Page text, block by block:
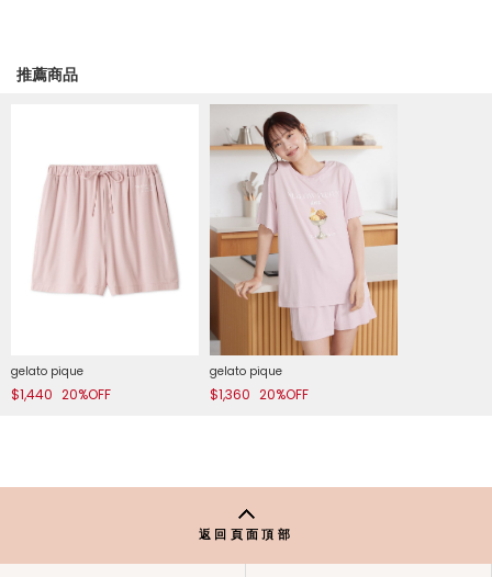
推薦商品
gelato pique
$1,440 20%OFF
gelato pique
$1,360 20%OFF
返回頁面頂部